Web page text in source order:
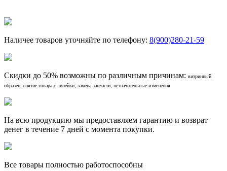
Наличее товаров уточняйте по телефону: 8(900)280-21-59
Скидки до 50% возможны по различным причинам: витринный
образец, снятие товара с линейки, замена запчасти, незначительные изменения
На всю продукцию мы предоставляем гарантию и возврат
денег в течение 7 дней с момента покупки.
Все товары полностью работоспособны